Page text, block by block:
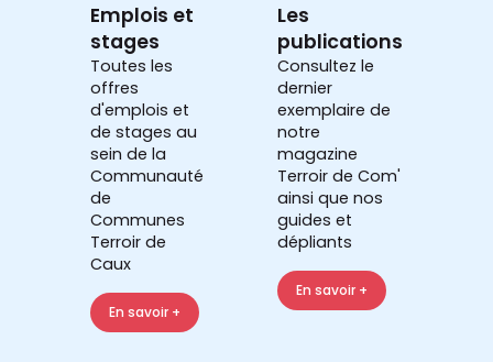
Emplois et
stages
Toutes les
offres
d'emplois et
de stages au
sein de la
Communauté
de
Communes
Terroir de
Caux
En savoir +
Les
publications
Consultez le
dernier
exemplaire de
notre
magazine
Terroir de Com'
ainsi que nos
guides et
dépliants
En savoir +